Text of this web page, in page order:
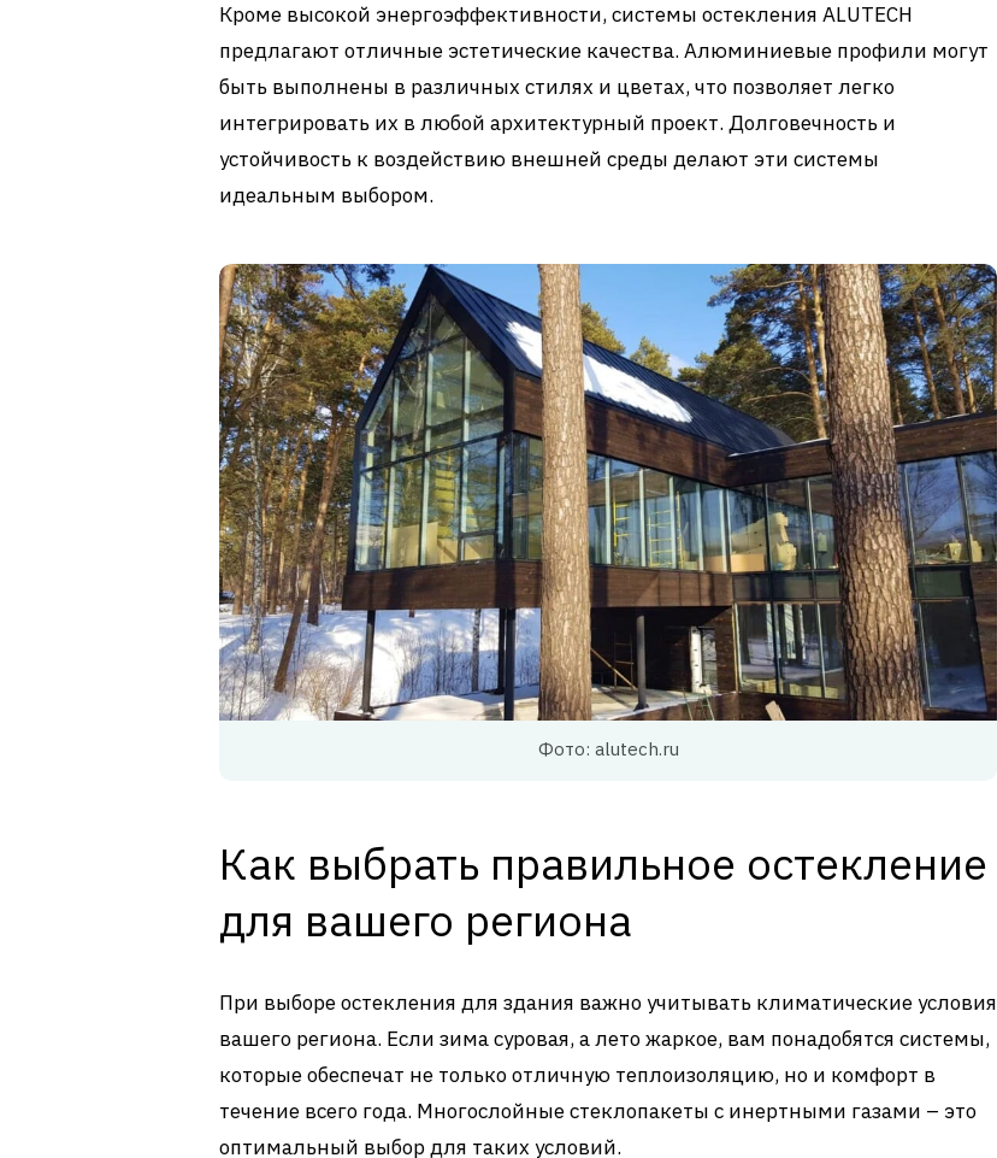
Кроме высокой энергоэффективности, системы остекления ALUTECH
предлагают отличные эстетические качества. Алюминиевые профили могут
быть выполнены в различных стилях и цветах, что позволяет легко
интегрировать их в любой архитектурный проект. Долговечность и
устойчивость к воздействию внешней среды делают эти системы
идеальным выбором.
Фото: alutech.ru
Как выбрать правильное остекление
для вашего региона
При выборе остекления для здания важно учитывать климатические условия
вашего региона. Если зима суровая, а лето жаркое, вам понадобятся системы,
которые обеспечат не только отличную теплоизоляцию, но и комфорт в
течение всего года. Многослойные стеклопакеты с инертными газами – это
оптимальный выбор для таких условий.